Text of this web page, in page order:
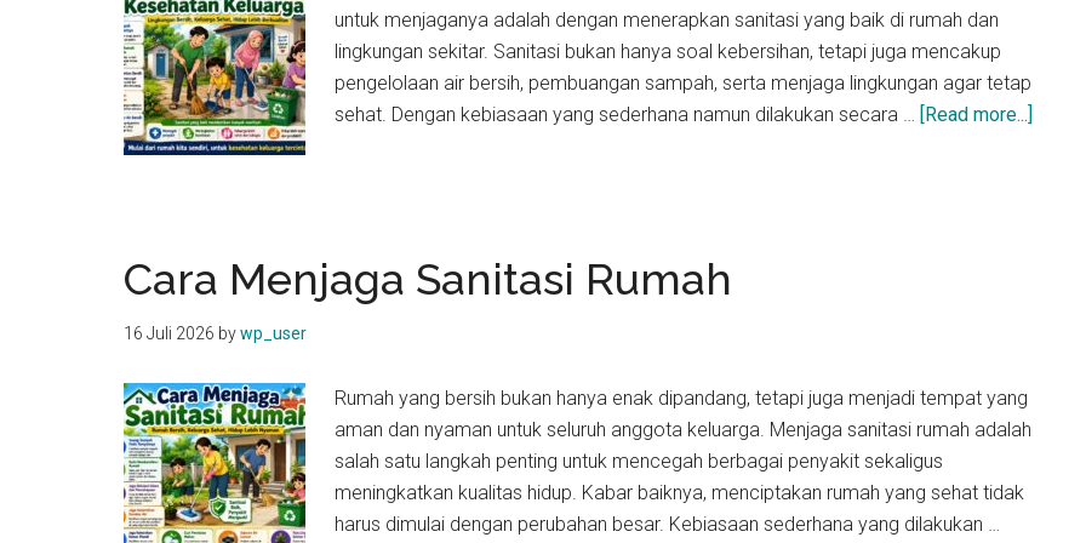
untuk menjaganya adalah dengan menerapkan sanitasi yang baik di rumah dan
lingkungan sekitar. Sanitasi bukan hanya soal kebersihan, tetapi juga mencakup
pengelolaan air bersih, pembuangan sampah, serta menjaga lingkungan agar tetap
sehat. Dengan kebiasaan yang sederhana namun dilakukan secara … [Read more...]
Cara Menjaga Sanitasi Rumah
16 Juli 2026 bywp_user
Rumah yang bersih bukan hanya enak dipandang, tetapi juga menjadi tempat yang
aman dan nyaman untuk seluruh anggota keluarga. Menjaga sanitasi rumah adalah
salah satu langkah penting untuk mencegah berbagai penyakit sekaligus
meningkatkan kualitas hidup. Kabar baiknya, menciptakan rumah yang sehat tidak
harus dimulai dengan perubahan besar. Kebiasaan sederhana yang dilakukan …